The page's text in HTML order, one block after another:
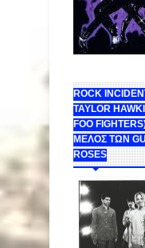
ROCK
TAYLOR
FOO
ΜΕΛΟΣ ΤΩΝ
ROSES